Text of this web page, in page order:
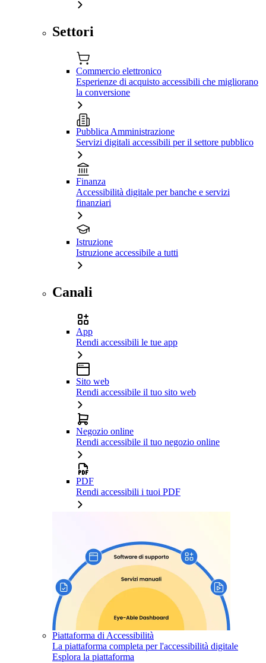
Settori
Commercio elettronico
Esperienze di acquisto accessibili che migliorano
la conversione
Pubblica Amministrazione
Servizi digitali accessibili per il settore pubblico
Finanza
Accessibilità digitale per banche e servizi
finanziari
Istruzione
Istruzione accessibile a tutti
Canali
App
Rendi accessibili le tue app
Sito web
Rendi accessibile il tuo sito web
Negozio online
Rendi accessibile il tuo negozio online
PDF
Rendi accessibili i tuoi PDF
Piattaforma di Accessibilità
La piattaforma completa per l'accessibilità digitale
Esplora la piattaforma